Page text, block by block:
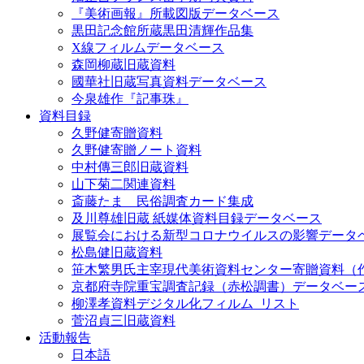
『美術画報』所載図版データベース
黒田記念館所蔵黒田清輝作品集
X線フィルムデータベース
森岡柳蔵旧蔵資料
國華社旧蔵写真資料データベース
今泉雄作『記事珠』
資料目録
久野健寄贈資料
久野健寄贈ノート資料
中村傳三郎旧蔵資料
山下菊二関連資料
斎藤たま 民俗調査カード集成
及川尊雄旧蔵 紙媒体資料目録データベース
展覧会における新型コロナウイルスの影響データ
松島健旧蔵資料
笹木繁男氏主宰現代美術資料センター寄贈資料（
京都府寺院重宝調査記録（赤松調書）データベー
柳澤孝資料デジタル化フィルム_リスト
菅沼貞三旧蔵資料
活動報告
日本語